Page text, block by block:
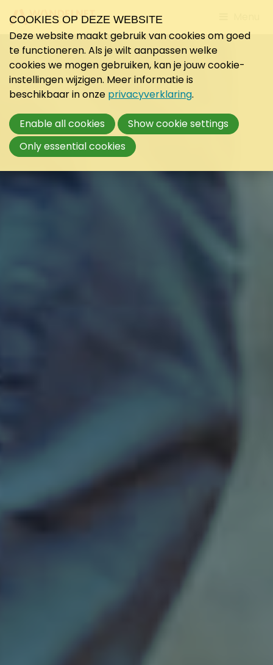
to
COOKIES OP DEZE WEBSITE
Deze website maakt gebruik van cookies om goed
te functioneren. Als je wilt aanpassen welke
cookies we mogen gebruiken, kan je jouw cookie-
instellingen wijzigen. Meer informatie is
beschikbaar in onze privacyverklaring.
Enable all cookies
Show cookie settings
Only essential cookies